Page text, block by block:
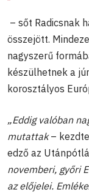
– sőt Radicsnak
összejött.
nagyszerű
készülhetnek a
korosztályos
„Eddig valóban
mutattak–
edző az
novemberi, győri
az előjelei.